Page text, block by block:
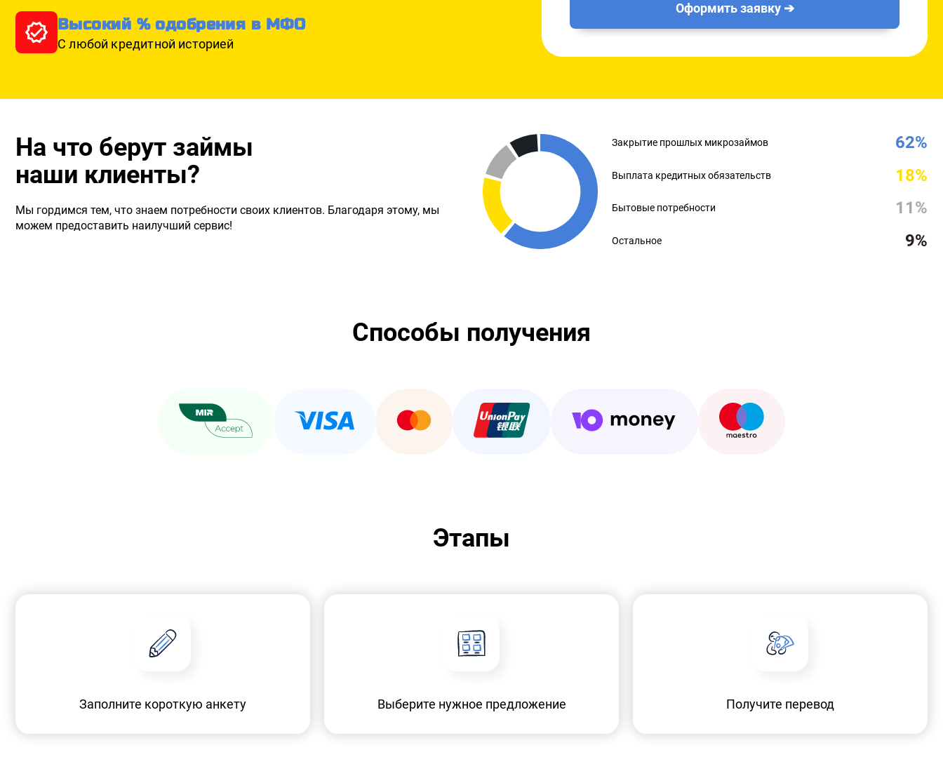
Оформить заявку ➔
Высокий % одобрения в МФО
С любой кредитной историей
На что берут займы
наши клиенты?
Мы гордимся тем, что знаем потребности своих клиентов. Благодаря этому, мы
можем предоставить наилучший сервис!
Закрытие прошлых микрозаймов 62%
Выплата кредитных обязательств 18%
Бытовые потребности 11%
Остальное 9%
Способы получения
Этапы
Заполните короткую анкету Выберите нужное предложение Получите перевод